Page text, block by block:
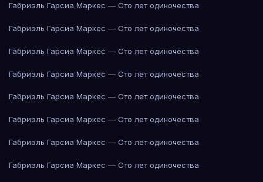
Габриэль Гарсиа Маркес — Сто лет одиночества
Габриэль Гарсиа Маркес — Сто лет одиночества
Габриэль Гарсиа Маркес — Сто лет одиночества
Габриэль Гарсиа Маркес — Сто лет одиночества
Габриэль Гарсиа Маркес — Сто лет одиночества
Габриэль Гарсиа Маркес — Сто лет одиночества
Габриэль Гарсиа Маркес — Сто лет одиночества
Габриэль Гарсиа Маркес — Сто лет одиночества